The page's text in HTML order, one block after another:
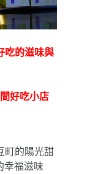
吃的滋味與
好吃小店